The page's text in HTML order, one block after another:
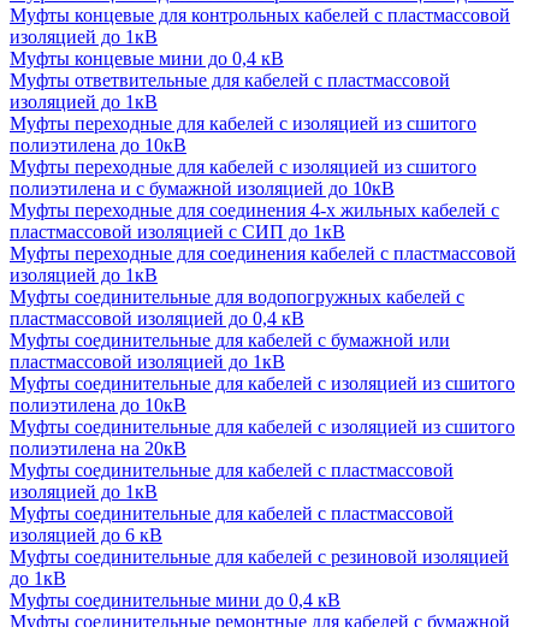
Муфты концевые для контрольных кабелей с пластмассовой
изоляцией до 1кВ
Муфты концевые мини до 0,4 кВ
Муфты ответвительные для кабелей с пластмассовой
изоляцией до 1кВ
Муфты переходные для кабелей с изоляцией из сшитого
полиэтилена до 10кВ
Муфты переходные для кабелей с изоляцией из сшитого
полиэтилена и с бумажной изоляцией до 10кВ
Муфты переходные для соединения 4-х жильных кабелей с
пластмассовой изоляцией с СИП до 1кВ
Муфты переходные для соединения кабелей с пластмассовой
изоляцией до 1кВ
Муфты соединительные для водопогружных кабелей с
пластмассовой изоляцией до 0,4 кВ
Муфты соединительные для кабелей с бумажной или
пластмассовой изоляцией до 1кВ
Муфты соединительные для кабелей с изоляцией из сшитого
полиэтилена до 10кВ
Муфты соединительные для кабелей с изоляцией из сшитого
полиэтилена на 20кВ
Муфты соединительные для кабелей с пластмассовой
изоляцией до 1кВ
Муфты соединительные для кабелей с пластмассовой
изоляцией до 6 кВ
Муфты соединительные для кабелей с резиновой изоляцией
до 1кВ
Муфты соединительные мини до 0,4 кВ
Муфты соединительные ремонтные для кабелей с бумажной